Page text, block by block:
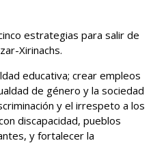
estrategias para salir de
Xirinachs.
educativa; crear empleos
de género y la sociedad
y el irrespeto a los
discapacidad, pueblos
y fortalecer la